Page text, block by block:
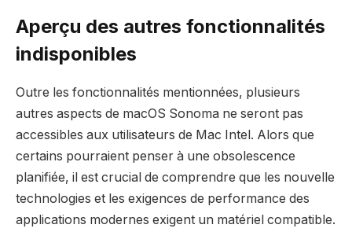
Aperçu des autres fonctionnalités
indisponibles
Outre les fonctionnalités mentionnées, plusieurs
autres aspects de macOS Sonoma ne seront pas
accessibles aux utilisateurs de Mac Intel. Alors que
certains pourraient penser à une obsolescence
planifiée, il est crucial de comprendre que les nouvelle
technologies et les exigences de performance des
applications modernes exigent un matériel compatible.